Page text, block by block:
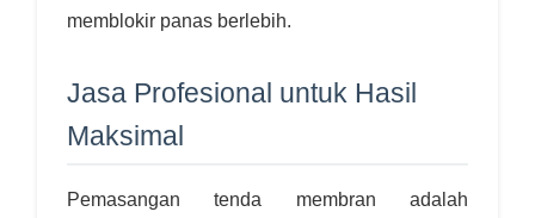
memblokir panas berlebih.
Jasa Profesional untuk Hasil
Maksimal
Pemasangan tenda membran adalah